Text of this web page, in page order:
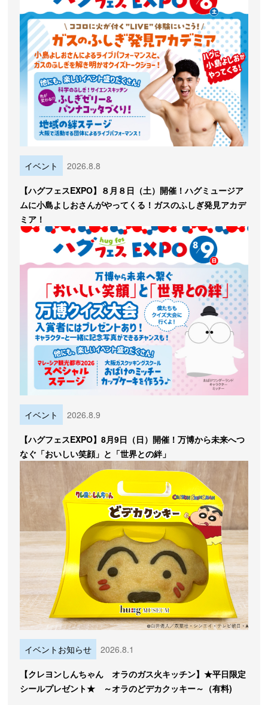
イベント 2026.8.8
【ハグフェスEXPO】８月８日（土）開催！ハグミュージア
ムに小島よしおさんがやってくる！ガスのふしぎ発見アカデ
ミア！
イベント 2026.8.9
【ハグフェスEXPO】8月9日（日）開催！万博から未来へつ
なぐ「おいしい笑顔」と「世界との絆」
イベントお知らせ 2026.8.1
【クレヨンしんちゃん オラのガス火キッチン】★平日限定
シールプレゼント★ ～オラのどデカクッキー～（有料)